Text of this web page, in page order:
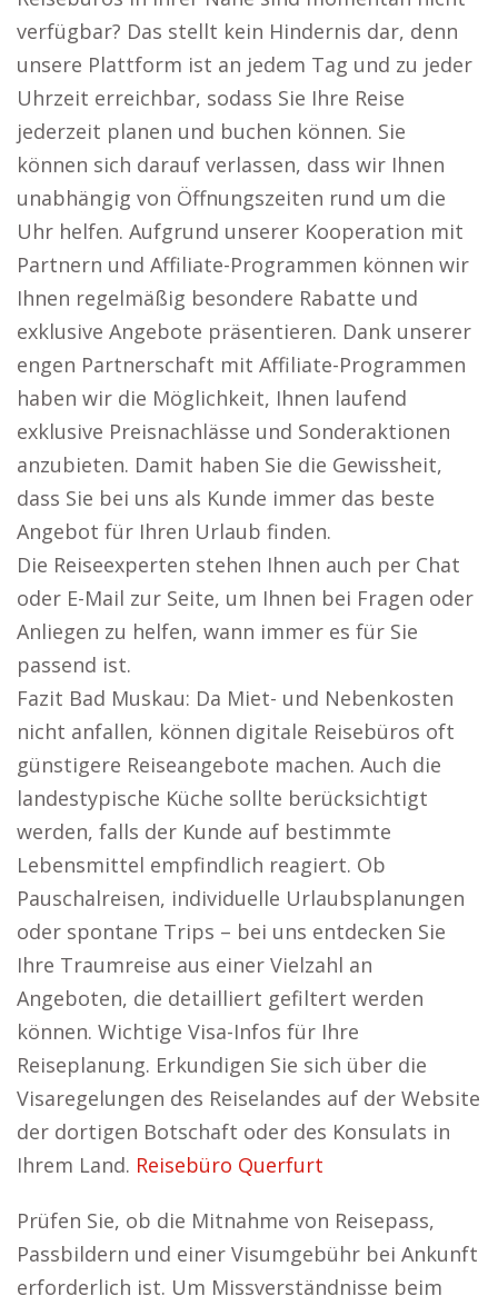
verfügbar? Das stellt kein Hindernis dar, denn
unsere Plattform ist an jedem Tag und zu jeder
Uhrzeit erreichbar, sodass Sie Ihre Reise
jederzeit planen und buchen können. Sie
können sich darauf verlassen, dass wir Ihnen
unabhängig von Öffnungszeiten rund um die
Uhr helfen. Aufgrund unserer Kooperation mit
Partnern und Affiliate-Programmen können wir
Ihnen regelmäßig besondere Rabatte und
exklusive Angebote präsentieren. Dank unserer
engen Partnerschaft mit Affiliate-Programmen
haben wir die Möglichkeit, Ihnen laufend
exklusive Preisnachlässe und Sonderaktionen
anzubieten. Damit haben Sie die Gewissheit,
dass Sie bei uns als Kunde immer das beste
Angebot für Ihren Urlaub finden.
Die Reiseexperten stehen Ihnen auch per Chat
oder E-Mail zur Seite, um Ihnen bei Fragen oder
Anliegen zu helfen, wann immer es für Sie
passend ist.
Fazit Bad Muskau: Da Miet- und Nebenkosten
nicht anfallen, können digitale Reisebüros oft
günstigere Reiseangebote machen. Auch die
landestypische Küche sollte berücksichtigt
werden, falls der Kunde auf bestimmte
Lebensmittel empfindlich reagiert. Ob
Pauschalreisen, individuelle Urlaubsplanungen
oder spontane Trips – bei uns entdecken Sie
Ihre Traumreise aus einer Vielzahl an
Angeboten, die detailliert gefiltert werden
können. Wichtige Visa-Infos für Ihre
Reiseplanung. Erkundigen Sie sich über die
Visaregelungen des Reiselandes auf der Website
der dortigen Botschaft oder des Konsulats in
Ihrem Land. Reisebüro Querfurt
Prüfen Sie, ob die Mitnahme von Reisepass,
Passbildern und einer Visumgebühr bei Ankunft
erforderlich ist. Um Missverständnisse beim